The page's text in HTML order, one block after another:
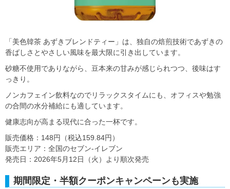
「美色韓茶 あずきブレンドティー」は、独自の焙煎技術であずきの
香ばしさとやさしい風味を最大限に引き出しています。
砂糖不使用でありながら、豆本来の甘みが感じられつつ、後味はす
っきり。
ノンカフェイン飲料なのでリラックスタイムにも、オフィスや勉強
の合間の水分補給にも適しています。
健康志向が高まる現代に合った一杯です。
販売価格：148円（税込159.84円）
販売エリア：全国のセブン-イレブン
発売日：2026年5月12日（火）より順次発売
期間限定・半額クーポンキャンペーンも実施